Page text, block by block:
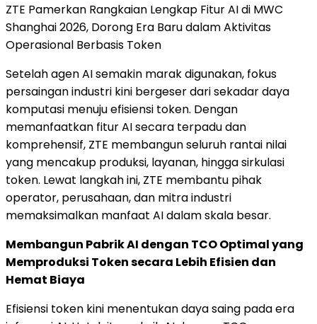
ZTE Pamerkan Rangkaian Lengkap Fitur AI di MWC
Shanghai 2026, Dorong Era Baru dalam Aktivitas
Operasional Berbasis Token
Setelah agen AI semakin marak digunakan, fokus
persaingan industri kini bergeser dari sekadar daya
komputasi menuju efisiensi token. Dengan
memanfaatkan fitur AI secara terpadu dan
komprehensif, ZTE membangun seluruh rantai nilai
yang mencakup produksi, layanan, hingga sirkulasi
token. Lewat langkah ini, ZTE membantu pihak
operator, perusahaan, dan mitra industri
memaksimalkan manfaat AI dalam skala besar.
Membangun Pabrik AI dengan TCO Optimal yang
Memproduksi Token secara Lebih Efisien dan
Hemat Biaya
Efisiensi token kini menentukan daya saing pada era